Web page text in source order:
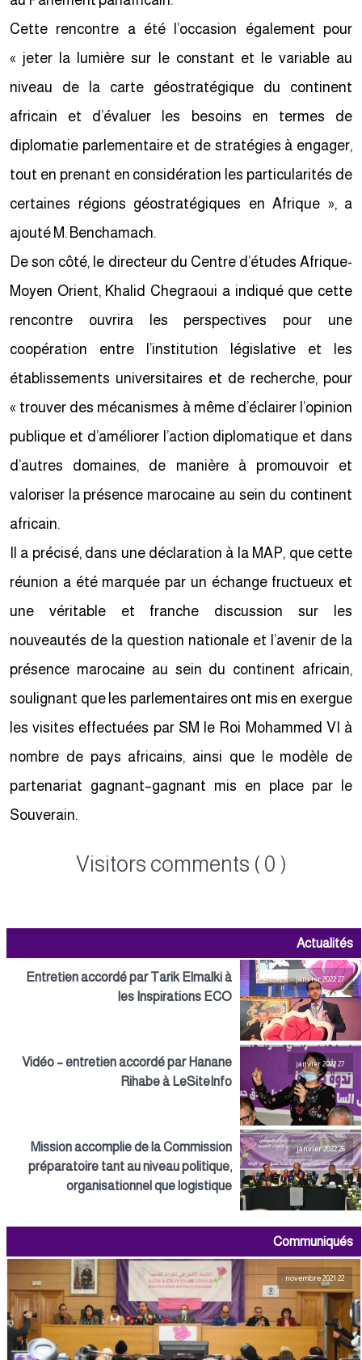
Cette rencontre a été l’occasion également pour
« jeter la lumière sur le constant et le variable au
niveau de la carte géostratégique du continent
africain et d’évaluer les besoins en termes de
diplomatie parlementaire et de stratégies à engager,
tout en prenant en considération les particularités de
certaines régions géostratégiques en Afrique », a
ajouté M. Benchamach.
De son côté, le directeur du Centre d’études Afrique-
Moyen Orient, Khalid Chegraoui a indiqué que cette
rencontre ouvrira les perspectives pour une
coopération entre l’institution législative et les
établissements universitaires et de recherche, pour
« trouver des mécanismes à même d’éclairer l’opinion
publique et d’améliorer l’action diplomatique et dans
d’autres domaines, de manière à promouvoir et
valoriser la présence marocaine au sein du continent
africain.
Il a précisé, dans une déclaration à la MAP, que cette
réunion a été marquée par un échange fructueux et
une véritable et franche discussion sur les
nouveautés de la question nationale et l’avenir de la
présence marocaine au sein du continent africain,
soulignant que les parlementaires ont mis en exergue
les visites effectuées par SM le Roi Mohammed VI à
nombre de pays africains, ainsi que le modèle de
partenariat gagnant–gagnant mis en place par le
Souverain.
Visitors comments ( 0 )
Actualités
27 janvier 2022
Entretien accordé par Tarik Elmalki à
les Inspirations ECO
27 janvier 2022
Vidéo – entretien accordé par Hanane
Rihabe à LeSiteInfo
26 janvier 2022
Mission accomplie de la Commission
préparatoire tant au niveau politique,
organisationnel que logistique
Communiqués
22 novembre 2021